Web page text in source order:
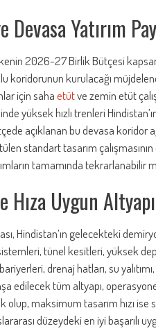
Yatırım
2026-27 Birlik Bütçesi
koridorunun kurulacağı
için sahaetütve zemin etüt
yüksek hızlı trenleri
açıklanan bu devasa koridor
standart tasarım
tamamında
Uygun
Hindistan’ın gelecekteki
tünel kesitleri, yüksek
drenaj hatları, su
edilecek tüm altyapı,
olup, maksimum tasarım hızı
düzeydeki en iyi başarılı